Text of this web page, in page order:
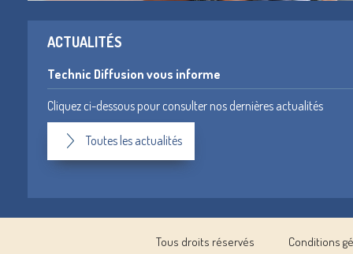
ACTUALITÉS
Technic Diffusion vous informe
Cliquez ci-dessous pour consulter nos dernières actualités
Toutes les actualités
Tous droits réservés Conditions